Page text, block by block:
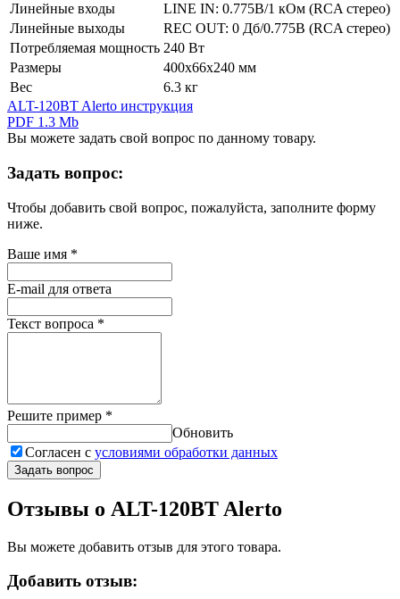
Линейные входы
LINE IN: 0.775В/1 кОм (RCA стерео)
Линейные выходы
REC OUT: 0 Дб/0.775В (RCA стерео)
Потребляемая мощность 240 Вт
Размеры
400х66х240 мм
Вес
6.3 кг
ALT-120BT Alerto инструкция
PDF 1.3 Mb
Вы можете задать свой вопрос по данному товару.
Задать вопрос:
Чтобы добавить свой вопрос, пожалуйста, заполните форму
ниже.
Ваше имя *
E-mail для ответа
Текст вопроса *
Решите пример *
Обновить
Согласен с условиями обработки данных
Задать вопрос
Отзывы о ALT-120BT Alerto
Вы можете добавить отзыв для этого товара.
Добавить отзыв: